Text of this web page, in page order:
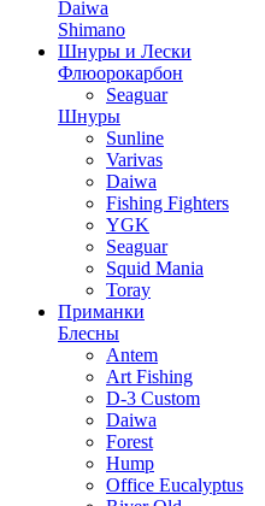
Daiwa
Shimano
Шнуры и Лески
Флюорокарбон
Seaguar
Шнуры
Sunline
Varivas
Daiwa
Fishing Fighters
YGK
Seaguar
Squid Mania
Toray
Приманки
Блесны
Antem
Art Fishing
D-3 Custom
Daiwa
Forest
Hump
Office Eucalyptus